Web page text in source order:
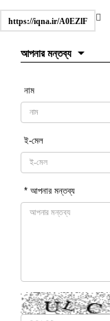
https://iqna.ir/A0EZlF
আপনার মন্তব্য
নাম
ই-মেল
* আপনার মন্তব্য